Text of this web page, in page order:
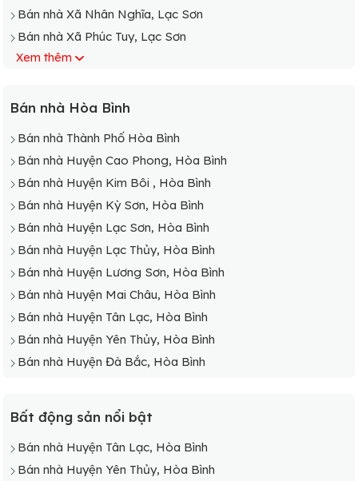
Bán nhà Xã Nhân Nghĩa, Lạc Sơn
Bán nhà Xã Phúc Tuy, Lạc Sơn
Bán nhà Xã Phú Lương, Lạc Sơn
Bán nhà Xã Tân Lập, Lạc Sơn
Bán nhà Xã Thượng Cốc, Lạc Sơn
Bán nhà Xã Tuân Đạo, Lạc Sơn
Bán nhà Xã Tự Do, Lạc Sơn
Bán nhà Xã Văn Nghĩa, Lạc Sơn
Bán nhà Xã Văn Sơn, Lạc Sơn
Bán nhà Xã Vũ Lâm, Lạc Sơn
Bán nhà Xã Xuất Hoá, Lạc Sơn
Bán nhà Xã Yên Nghiệp, Lạc Sơn
Bán nhà Xã Yên Phú, Lạc Sơn
Xem thêm
Bán nhà Hòa Bình
Bán nhà Thành Phố Hòa Bình
Bán nhà Huyện Cao Phong, Hòa Bình
Bán nhà Huyện Kim Bôi , Hòa Bình
Bán nhà Huyện Kỳ Sơn, Hòa Bình
Bán nhà Huyện Lạc Sơn, Hòa Bình
Bán nhà Huyện Lạc Thủy, Hòa Bình
Bán nhà Huyện Lương Sơn, Hòa Bình
Bán nhà Huyện Mai Châu, Hòa Bình
Bán nhà Huyện Tân Lạc, Hòa Bình
Bán nhà Huyện Yên Thủy, Hòa Bình
Bán nhà Huyện Đà Bắc, Hòa Bình
Bất động sản nổi bật
Bán nhà Huyện Tân Lạc, Hòa Bình
Bán nhà Huyện Yên Thủy, Hòa Bình